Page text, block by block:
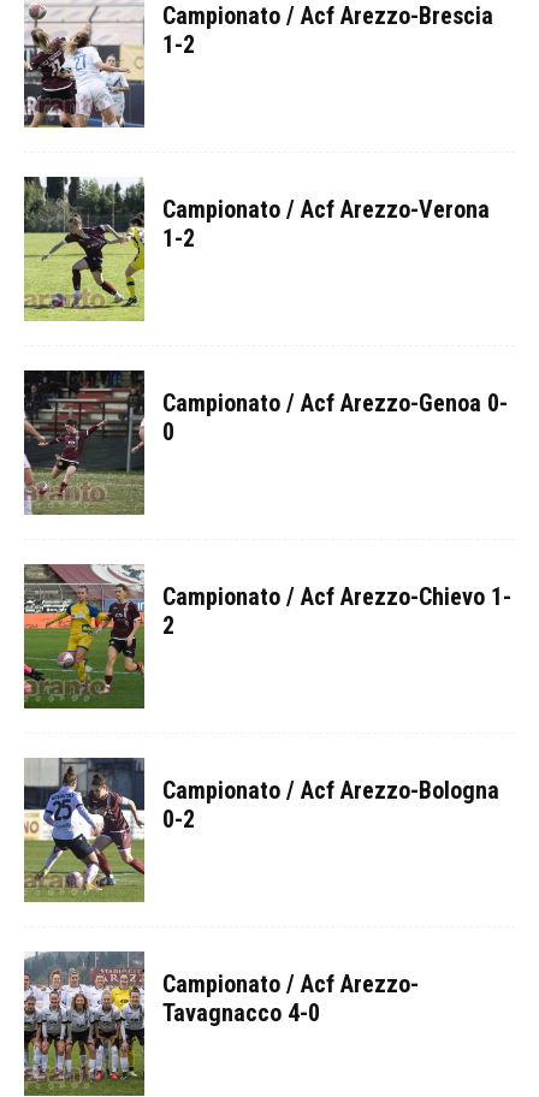
Campionato / Acf Arezzo-Brescia
1-2
Campionato / Acf Arezzo-Verona
1-2
Campionato / Acf Arezzo-Genoa 0-
0
Campionato / Acf Arezzo-Chievo 1-
2
Campionato / Acf Arezzo-Bologna
0-2
Campionato / Acf Arezzo-
Tavagnacco 4-0